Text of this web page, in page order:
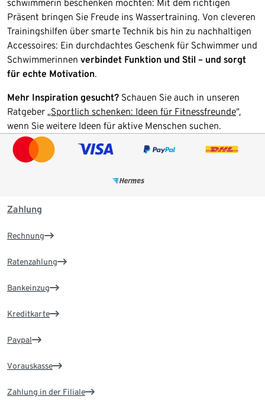
schwimmerin beschenken möchten: Mit dem richtigen
Präsent bringen Sie Freude ins Wassertraining. Von cleveren
Trainingshilfen über smarte Technik bis hin zu nachhaltigen
Accessoires: Ein durchdachtes Geschenk für Schwimmer und
Schwimmerinnen verbindet Funktion und Stil – und sorgt
für echte Motivation.
Mehr Inspiration gesucht? Schauen Sie auch in unseren
Ratgeber „Sportlich schenken: Ideen für Fitnessfreunde“,
wenn Sie weitere Ideen für aktive Menschen suchen.
Zahlung
Rechnung
Ratenzahlung
Bankeinzug
Kreditkarte
Paypal
Vorauskasse
Zahlung in der Filiale